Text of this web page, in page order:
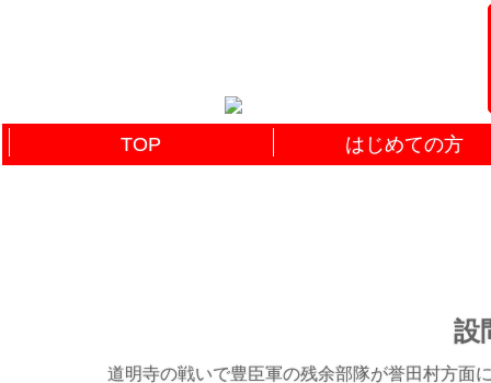
TOP はじめての方
設
道明寺の戦いで豊臣軍の残余部隊が誉田村方面